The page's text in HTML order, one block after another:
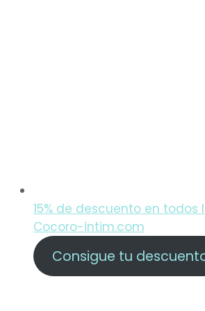
15% de descuento en
Cocoro-intim.com
Consigue tu